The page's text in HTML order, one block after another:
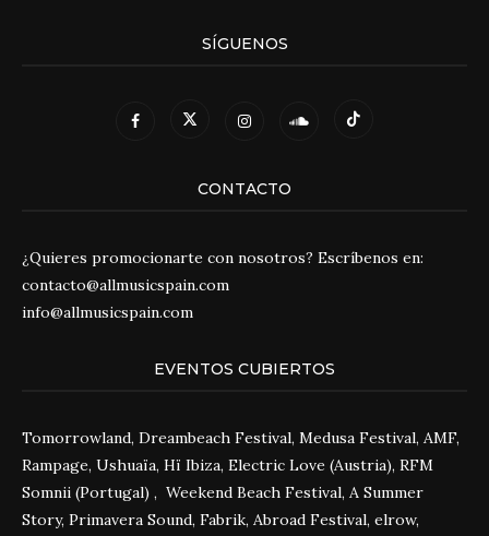
SÍGUENOS
CONTACTO
¿Quieres promocionarte con nosotros? Escríbenos en:
contacto@allmusicspain.com
info@allmusicspain.com
EVENTOS CUBIERTOS
Tomorrowland, Dreambeach Festival, Medusa Festival, AMF,
Rampage, Ushuaïa, Hï Ibiza, Electric Love (Austria), RFM
Somnii (Portugal) , Weekend Beach Festival, A Summer
Story, Primavera Sound, Fabrik, Abroad Festival, elrow,